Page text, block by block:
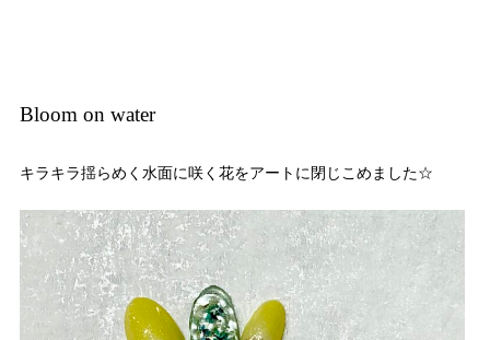
Bloom on water
キラキラ揺らめく水面に咲く花をアートに閉じこめました☆